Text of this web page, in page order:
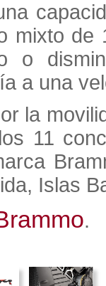
mixto de
o
a una
la
11
Islas
.